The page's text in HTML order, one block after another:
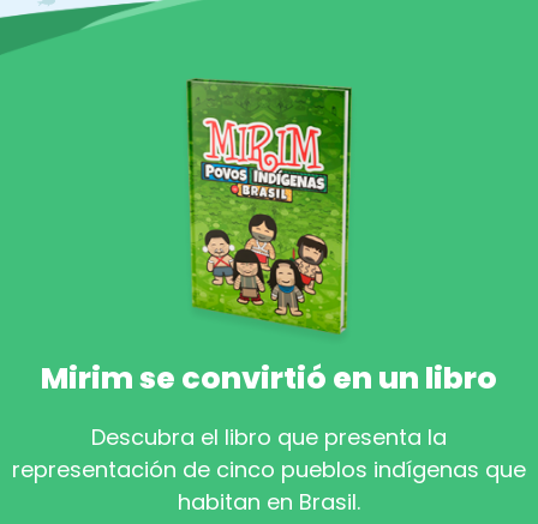
Mirim se convirtió en un libro
Descubra el libro que presenta la
representación de cinco pueblos indígenas que
habitan en Brasil.